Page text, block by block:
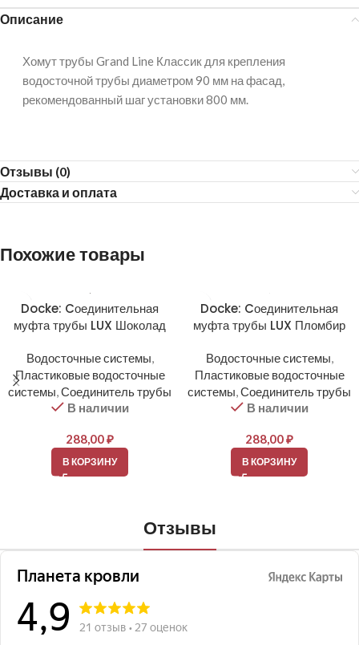
Описание
Хомут трубы Grand Line Классик для крепления
водосточной трубы диаметром 90 мм на фасад,
рекомендованный шаг установки 800 мм.
Отзывы (0)
Доставка и оплата
Похожие товары
Docke: Cоединительная
муфта трубы LUX Шоколад
Водосточные системы,
Пластиковые водосточные
системы,Соединитель трубы
В наличии
288,00₽
В КОРЗИНУ
Docke: Cоединительная
муфта трубы LUX Пломбир
Водосточные системы,
Пластиковые водосточные
системы,Соединитель трубы
В наличии
288,00₽
В КОРЗИНУ
Отзывы